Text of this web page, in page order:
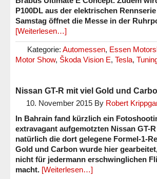
P100DL aus der elektrischen
Samstag öffnet die Messe in der
[Weiterlesen…]
Kategorie: Automessen, Essen
Motor Show, Škoda Vision E, Tesla,
Nissan GT-R mit viel Gold und
10. November 2015 By Robert
In Bahrain fand kürzlich ein
extravagant aufgemotzten Nissan GT-
natürlich die dort gelegene Formel-1-
Gold und Carbon wurde hier
nicht für jedermann erschwinglichen
macht. [Weiterlesen…]